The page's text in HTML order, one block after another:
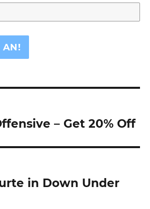
– Get 20% Off
in Down Under